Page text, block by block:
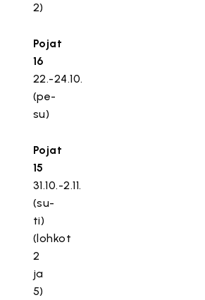
2)
Pojat
16
22.-24.10.
(pe-
su)
Pojat
15
31.10.-2.11.
(su-
ti)
(lohkot
2
ja
5)